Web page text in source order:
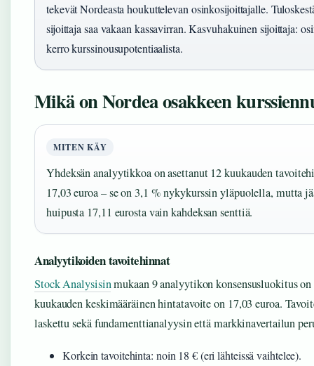
tekevät Nordeasta houkuttelevan osinkosijoittajalle.
sijoittaja saa vakaan kassavirran. Kasvuhakuinen sijoittaja:
kerro kurssinousupotentiaalista.
Mikä on Nordea osakkeen
MITEN KÄY
Yhdeksän analyytikkoa on asettanut 12 kuukauden
17,03 euroa – se on 3,1 % nykykurssin yläpuolella, mutta
huipusta 17,11 eurosta vain kahdeksan senttiä.
Analyytikoiden tavoitehinnat
Stock Analysisinmukaan 9 analyytikon konsensusluokitus on
kuukauden keskimääräinen hintatavoite on 17,03 euroa.
laskettu sekä fundamenttianalyysin että markkinavertailun
Korkein tavoitehinta: noin 18 € (eri lähteissä vaihtelee).